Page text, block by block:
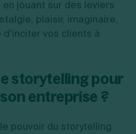
jouant sur des leviers
plaisir, imaginaire,
vos clients à
storytelling pour
entreprise ?
pouvoir du storytelling